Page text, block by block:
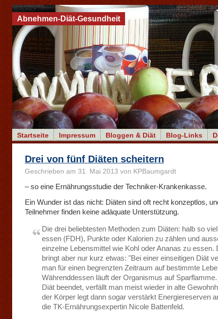
Startseite Impressum Bloggen & Diät Blog-Links
Abnehmen-Diät-Gesundheit
Drei von fünf Diäten scheitern
Geschrieben am 31. Mai 2013 von KPBaumgardt
– so eine Ernährungsstudie der Techniker-Krankenkasse.
Ein Wunder ist das nicht: Diäten sind oft recht konzeptlos,
Teilnehmer finden keine adäquate Unterstützung.
Die drei beliebtesten Methoden zum Diäten: halb so
essen (FDH), Punkte oder Kalorien zu zählen und
einzelne Lebensmittel wie Kohl oder Ananas zu essen.
bringt aber nur kurz etwas: "Bei einer einseitigen Diät
man für einen begrenzten Zeitraum auf bestimmte
Währenddessen läuft der Organismus auf
Diät beendet, verfällt man meist wieder in alte
der Körper legt dann sogar verstärkt Energiereserven
die TK-Ernährungsexpertin Nicole Battenfeld.